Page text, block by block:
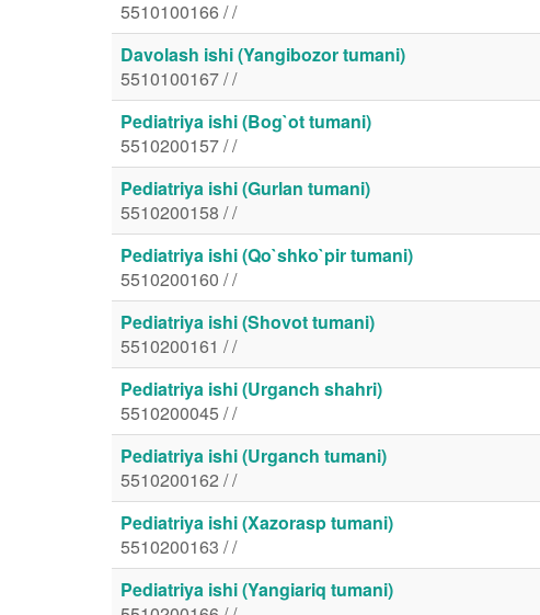
5510100166 / /
Davolash ishi (Yangibozor tumani)
5510100167 / /
Pediatriya ishi (Bog`ot tumani)
5510200157 / /
Pediatriya ishi (Gurlan tumani)
5510200158 / /
Pediatriya ishi (Qo`shko`pir tumani)
5510200160 / /
Pediatriya ishi (Shovot tumani)
5510200161 / /
Pediatriya ishi (Urganch shahri)
5510200045 / /
Pediatriya ishi (Urganch tumani)
5510200162 / /
Pediatriya ishi (Xazorasp tumani)
5510200163 / /
Pediatriya ishi (Yangiariq tumani)